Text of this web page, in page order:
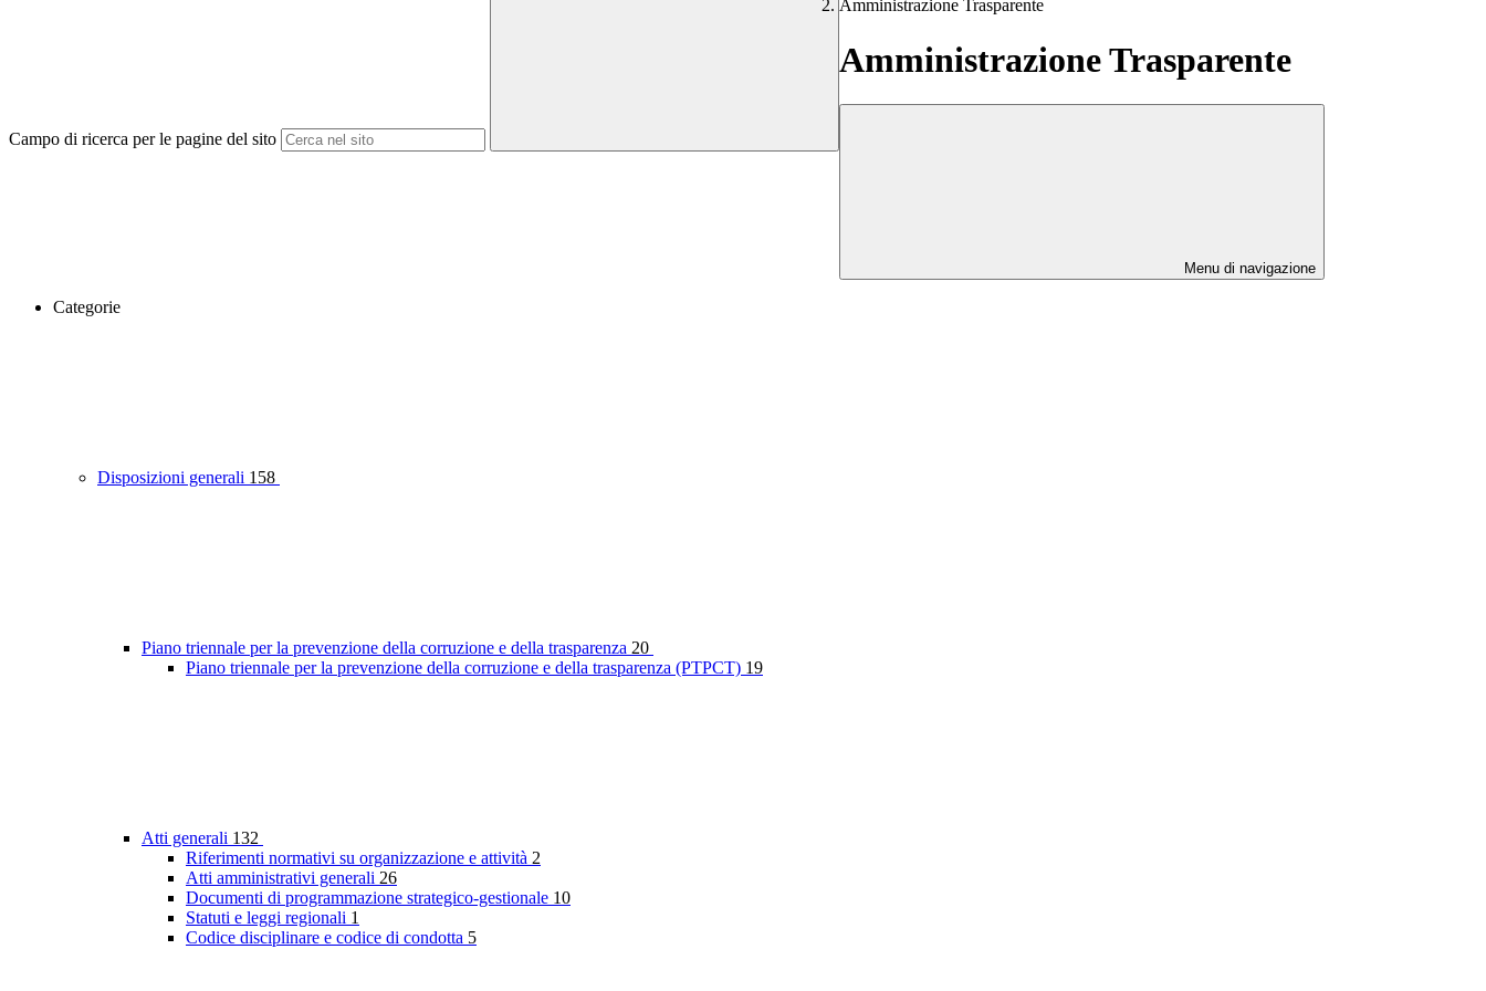
Campo di ricerca per le pagine del sito
Amministrazione Trasparente
Amministrazione Trasparente
Menu di navigazione
Categorie
Disposizioni generali 158
Piano triennale per la prevenzione della corruzione e della trasparenza 20
Piano triennale per la prevenzione della corruzione e della trasparenza (PTPCT) 19
Atti generali 132
Riferimenti normativi su organizzazione e attività 2
Atti amministrativi generali 26
Documenti di programmazione strategico-gestionale 10
Statuti e leggi regionali 1
Codice disciplinare e codice di condotta 5